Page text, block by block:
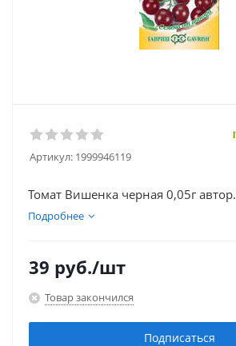
Артикул: 1999946119
Томат Вишенка черная 0,05г автор.
Подробнее
39 руб./шт
Товар закончился
Подписаться